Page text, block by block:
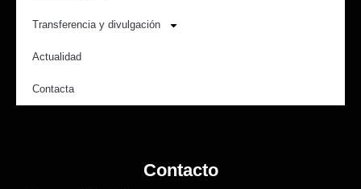
Transferencia y divulgación
Actualidad
Contacta
Contacto